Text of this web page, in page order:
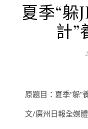
夏季“躲
計”
原題目：夏季“躲”
文/廣州日報全媒體